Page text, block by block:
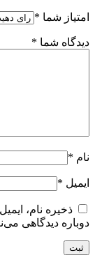
امتیاز شما *
دیدگاه شما *
نام *
ایمیل *
ذخیره نام،
دوباره دیدگاهی